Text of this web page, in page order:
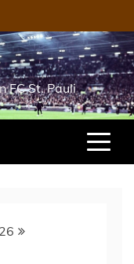
FC St. Pauli